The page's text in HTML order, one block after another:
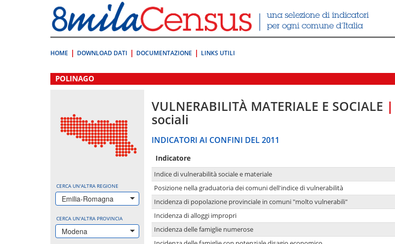
direttamente
a:
Contenuto
HOME DOWNLOAD DATI DOCUMENTAZIONE LINKS UTILI
.
POLINAGO
CERCA UN'ALTRA REGIONE
Emilia-Romagna
CERCA UN'ALTRA PROVINCIA
Modena
VULNERABILITÀ MATERIALE E SOCIALE |
sociali
INDICATORI AI CONFINI DEL 2011
Indicatore
Indice di vulnerabilità sociale e materiale
Posizione nella graduatoria dei comuni dell'indice di vulnerabilità
Incidenza di popolazione provinciale in comuni "molto vulnerabili"
Incidenza di alloggi impropri
Incidenza delle famiglie numerose